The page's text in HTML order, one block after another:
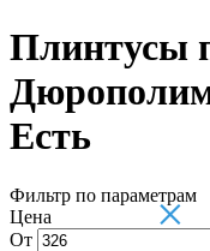
Плинтусы
Есть
Фильтр по параметрам
×
Цена
От